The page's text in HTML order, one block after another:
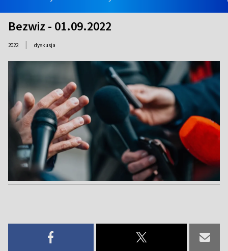
Bezwiz - 01.09.2022
2022 | dyskusja